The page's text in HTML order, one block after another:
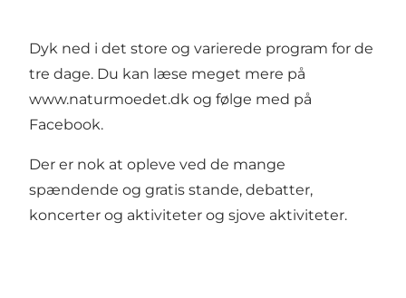
Dyk ned i det store og varierede program for de
tre dage. Du kan læse meget mere på
www.naturmoedet.dk og følge med på
Facebook.
Der er nok at opleve ved de mange
spændende og gratis stande, debatter,
koncerter og aktiviteter og sjove aktiviteter.